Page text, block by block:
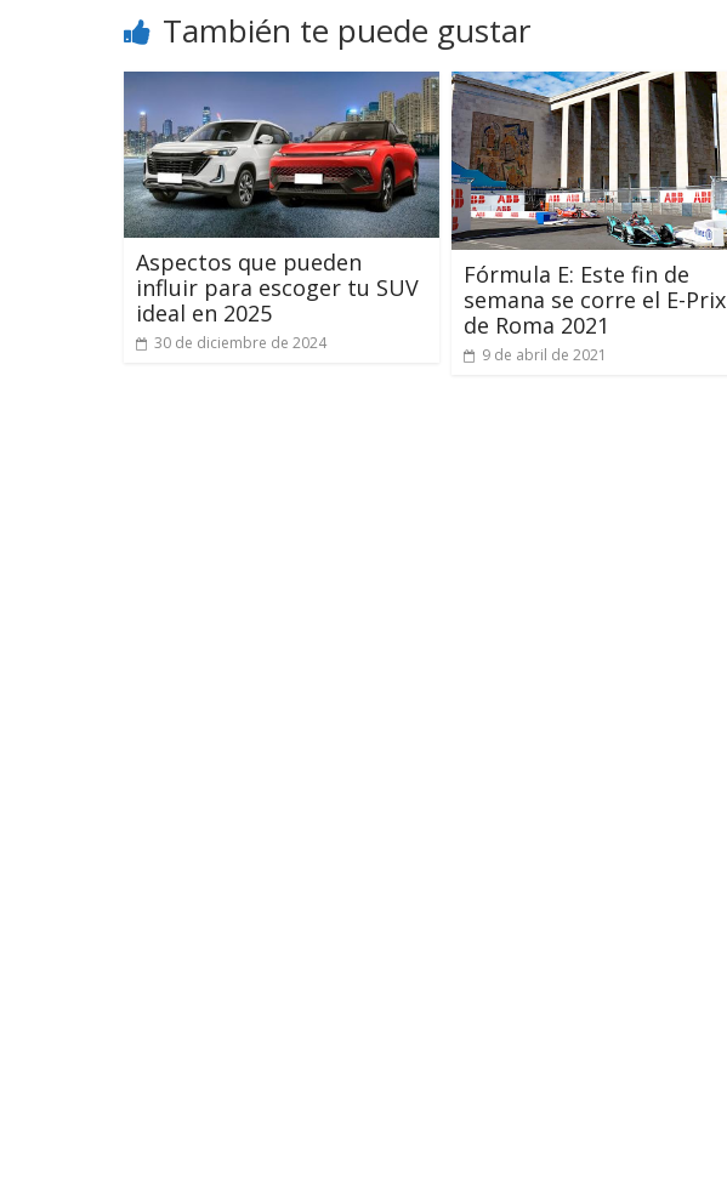
También te puede gustar
Aspectos que pueden
influir para escoger tu SUV
ideal en 2025
30 de diciembre de 2024
Fórmula E: Este fin de
semana se corre el E-Prix
de Roma 2021
9 de abril de 2021